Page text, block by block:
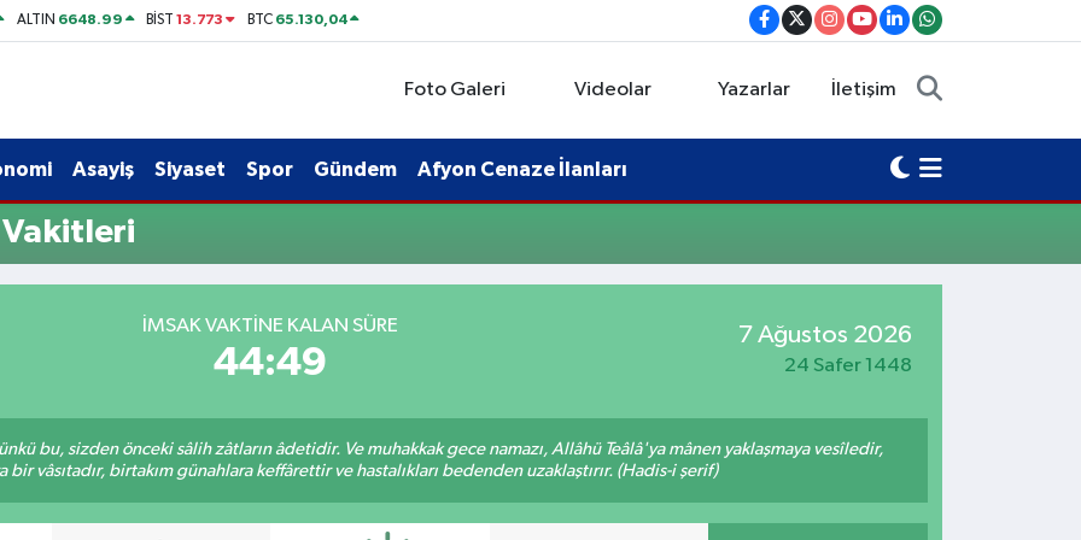
ALTIN 6648.99 BİST13.773 BTC 65.130,04
Foto Galeri Videolar Yazarlar İletişim
Asayiş Siyaset Spor Gündem Afyon Cenaze İlanları
İMSAK VAKTINE KALAN SÜRE
44:48
7 Ağustos 2026
24 Safer 1448
bu, sizden önceki sâlih zâtların âdetidir. Ve muhakkak gece namazı, Allâhü Teâlâ'ya mânen yaklaşmaya vesîledir,
vâsıtadır, birtakım günahlara keffârettir ve hastalıkları bedenden uzaklaştırır. (Hadis-i şerif)